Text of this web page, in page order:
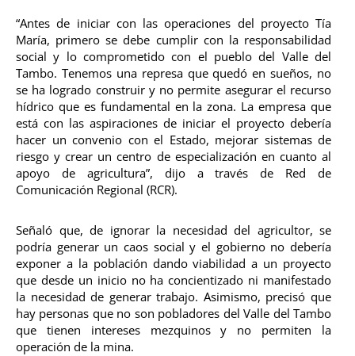
“Antes de iniciar con las operaciones del proyecto Tía
María, primero se debe cumplir con la responsabilidad
social y lo comprometido con el pueblo del Valle del
Tambo. Tenemos una represa que quedó en sueños, no
se ha logrado construir y no permite asegurar el recurso
hídrico que es fundamental en la zona. La empresa que
está con las aspiraciones de iniciar el proyecto debería
hacer un convenio con el Estado, mejorar sistemas de
riesgo y crear un centro de especialización en cuanto al
apoyo de agricultura”, dijo a través de Red de
Comunicación Regional (RCR).
Señaló que, de ignorar la necesidad del agricultor, se
podría generar un caos social y el gobierno no debería
exponer a la población dando viabilidad a un proyecto
que desde un inicio no ha concientizado ni manifestado
la necesidad de generar trabajo. Asimismo, precisó que
hay personas que no son pobladores del Valle del Tambo
que tienen intereses mezquinos y no permiten la
operación de la mina.